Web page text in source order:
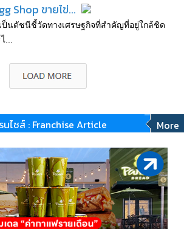
Shop ขายไข่...
ป็นดัชนีชี้วัดทางเศรษฐกิจที่สำคัญที่อยู่ใกล้ชิด
ไชส์ : Franchise Article More